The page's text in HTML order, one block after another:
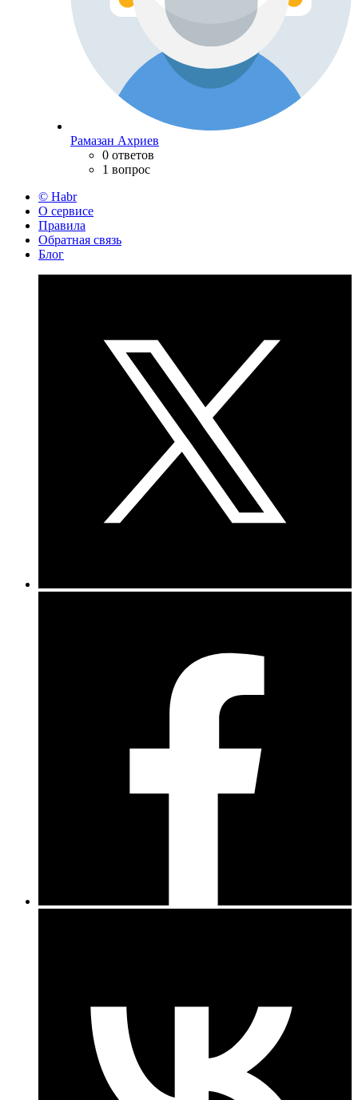
Рамазан Ахриев
0 ответов
1 вопрос
© Habr
О сервисе
Правила
Обратная связь
Блог